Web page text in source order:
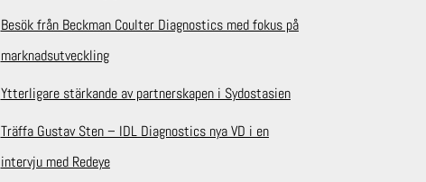
Besök från Beckman Coulter Diagnostics med fokus på
marknadsutveckling
Ytterligare stärkande av partnerskapen i Sydostasien
Träffa Gustav Sten – IDL Diagnostics nya VD i en
intervju med Redeye